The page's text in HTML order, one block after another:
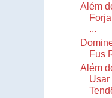
Além
...
Fus
Além